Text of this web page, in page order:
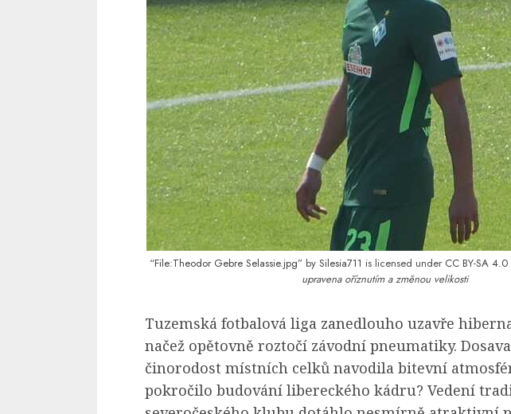
“File:Theodor Gebre Selassie.jpg” bySilesia711 is licensed under CC BY-SA 4.0
upravena oříznutím a změnou velikosti
Tuzemská fotbalová liga zanedlouho uzavře
načež opětovně roztočí závodní pneumatiky.
činorodost místních celků navodila bitevní
pokročilo budování libereckého kádru? Vedení